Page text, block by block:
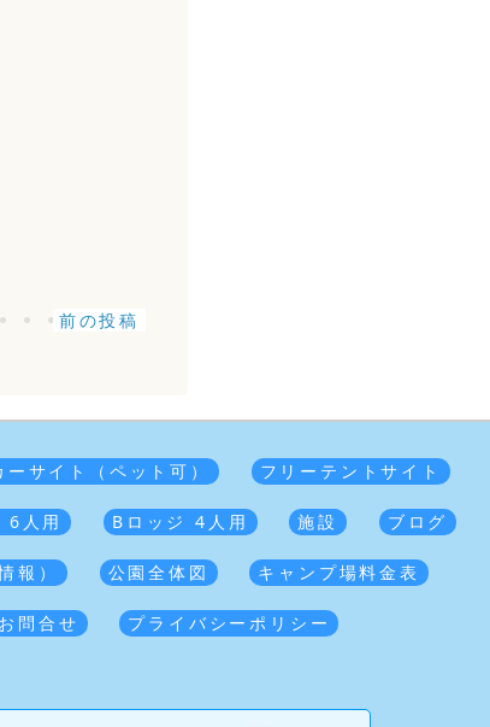
前の投稿
サイト（ペット可） フリーテントサイト
6人用 Bロッジ 4人用 施設 ブログ
報） 公園全体図 キャンプ場料金表
お問合せ プライバシーポリシー